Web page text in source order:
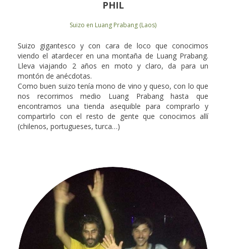
PHIL
Suizo en Luang Prabang (Laos)
Suizo gigantesco y con cara de loco que conocimos
viendo el atardecer en una montaña de Luang Prabang.
Lleva viajando 2 años en moto y claro, da para un
montón de anécdotas.
Como buen suizo tenía mono de vino y queso, con lo que
nos recorrimos medio Luang Prabang hasta que
encontramos una tienda asequible para comprarlo y
compartirlo con el resto de gente que conocimos allí
(chilenos, portugueses, turca…)